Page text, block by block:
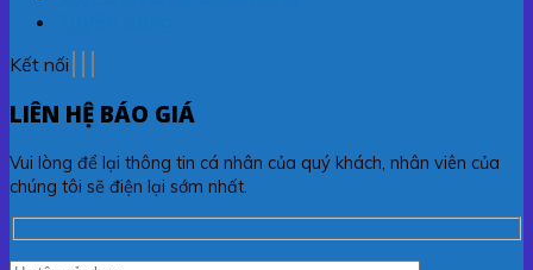
Kết nối
LIÊN HỆ BÁO GIÁ
Vui lòng để lại thông tin cá nhân của quý khách, nhân viên của
chúng tôi sẽ điện lại sớm nhất.